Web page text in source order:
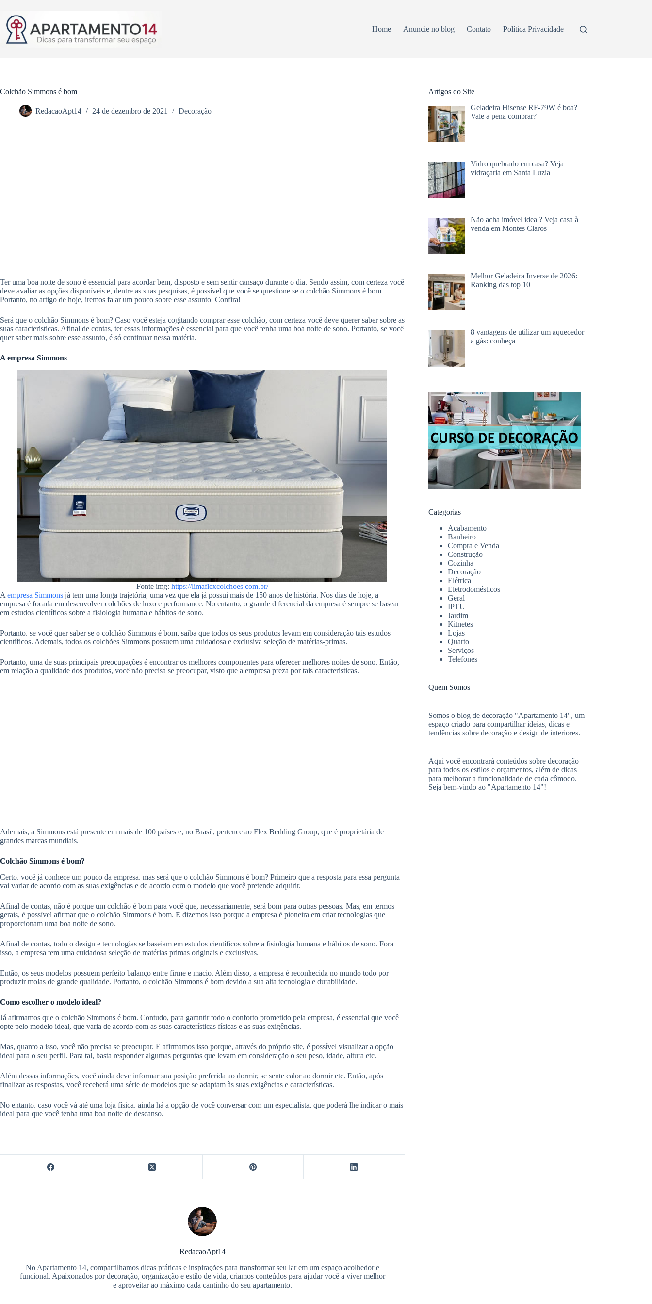
conteúdo
Home Anuncie no blog Contato Política Privacidade
Colchão Simmons é bom
RedacaoApt14 24 de dezembro de 2021 Decoração
Ter uma boa noite de sono é essencial para acordar bem, disposto e sem sentir cansaço durante o dia. Sendo assim, com certeza você
deve avaliar as opções disponíveis e, dentre as suas pesquisas, é possível que você se questione se o colchão Simmons é bom.
Portanto, no artigo de hoje, iremos falar um pouco sobre esse assunto. Confira!
Será que o colchão Simmons é bom? Caso você esteja cogitando comprar esse colchão, com certeza você deve querer saber sobre as
suas características. Afinal de contas, ter essas informações é essencial para que você tenha uma boa noite de sono. Portanto, se você
quer saber mais sobre esse assunto, é só continuar nessa matéria.
A empresa Simmons
Fonte img:https://limaflexcolchoes.com.br/
A empresa Simmons já tem uma longa trajetória, uma vez que ela já possui mais de 150 anos de história. Nos dias de hoje, a
empresa é focada em desenvolver colchões de luxo e performance. No entanto, o grande diferencial da empresa é sempre se basear
em estudos científicos sobre a fisiologia humana e hábitos de sono.
Portanto, se você quer saber se o colchão Simmons é bom, saiba que todos os seus produtos levam em consideração tais estudos
científicos. Ademais, todos os colchões Simmons possuem uma cuidadosa e exclusiva seleção de matérias-primas.
Portanto, uma de suas principais preocupações é encontrar os melhores componentes para oferecer melhores noites de sono. Então,
em relação a qualidade dos produtos, você não precisa se preocupar, visto que a empresa preza por tais características.
Ademais, a Simmons está presente em mais de 100 países e, no Brasil, pertence ao Flex Bedding Group, que é proprietária de
grandes marcas mundiais.
Colchão Simmons é bom?
Certo, você já conhece um pouco da empresa, mas será que o colchão Simmons é bom? Primeiro que a resposta para essa pergunta
vai variar de acordo com as suas exigências e de acordo com o modelo que você pretende adquirir.
Afinal de contas, não é porque um colchão é bom para você que, necessariamente, será bom para outras pessoas. Mas, em termos
gerais, é possível afirmar que o colchão Simmons é bom. E dizemos isso porque a empresa é pioneira em criar tecnologias que
proporcionam uma boa noite de sono.
Afinal de contas, todo o design e tecnologias se baseiam em estudos científicos sobre a fisiologia humana e hábitos de sono. Fora
isso, a empresa tem uma cuidadosa seleção de matérias primas originais e exclusivas.
Então, os seus modelos possuem perfeito balanço entre firme e macio. Além disso, a empresa é reconhecida no mundo todo por
produzir molas de grande qualidade. Portanto, o colchão Simmons é bom devido a sua alta tecnologia e durabilidade.
Como escolher o modelo ideal?
Já afirmamos que o colchão Simmons é bom. Contudo, para garantir todo o conforto prometido pela empresa, é essencial que você
opte pelo modelo ideal, que varia de acordo com as suas características físicas e as suas exigências.
Mas, quanto a isso, você não precisa se preocupar. E afirmamos isso porque, através do próprio site, é possível visualizar a opção
ideal para o seu perfil. Para tal, basta responder algumas perguntas que levam em consideração o seu peso, idade, altura etc.
Além dessas informações, você ainda deve informar sua posição preferida ao dormir, se sente calor ao dormir etc. Então, após
finalizar as respostas, você receberá uma série de modelos que se adaptam às suas exigências e características.
No entanto, caso você vá até uma loja física, ainda há a opção de você conversar com um especialista, que poderá lhe indicar o mais
ideal para que você tenha uma boa noite de descanso.
RedacaoApt14
No Apartamento 14, compartilhamos dicas práticas e inspirações para transformar seu lar em um espaço acolhedor e
funcional. Apaixonados por decoração, organização e estilo de vida, criamos conteúdos para ajudar você a viver melhor
e aproveitar ao máximo cada cantinho do seu apartamento.
Artigos do Site
Geladeira Hisense RF-79W é boa?
Vale a pena comprar?
Vidro quebrado em casa? Veja
vidraçaria em Santa Luzia
Não acha imóvel ideal? Veja casa à
venda em Montes Claros
Melhor Geladeira Inverse de 2026:
Ranking das top 10
8 vantagens de utilizar um aquecedor
a gás: conheça
Categorias
Acabamento
Banheiro
Compra e Venda
Construção
Cozinha
Decoração
Elétrica
Eletrodomésticos
Geral
IPTU
Jardim
Kitnetes
Lojas
Quarto
Serviços
Telefones
Quem Somos
Somos o blog de decoração "Apartamento 14", um
espaço criado para compartilhar ideias, dicas e
tendências sobre decoração e design de interiores.
Aqui você encontrará conteúdos sobre decoração
para todos os estilos e orçamentos, além de dicas
para melhorar a funcionalidade de cada cômodo.
Seja bem-vindo ao "Apartamento 14"!